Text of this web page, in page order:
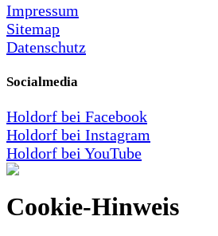
Impressum
Sitemap
Datenschutz
Socialmedia
Holdorf bei Facebook
Holdorf bei Instagram
Holdorf bei YouTube
Cookie-Hinweis